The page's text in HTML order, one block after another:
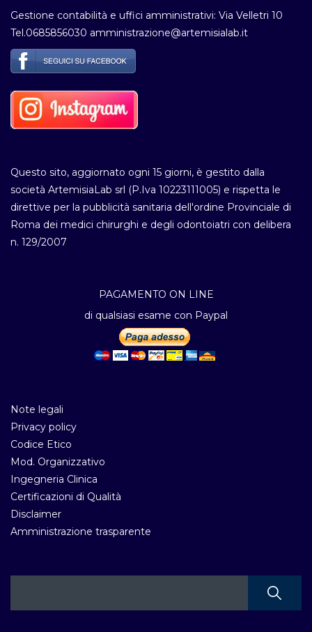
Gestione contabilità e uffici amministrativi: Via Velletri 10
Tel.0685856030 amministrazione@artemisialab.it
Questo sito, aggiornato ogni 15 giorni, è gestito dalla
società ArtemisiaLab srl (P.Iva 10223111005) e rispetta le
direttive per la pubblicità sanitaria dell'ordine Provinciale di
Roma dei medici chirurghi e degli odontoiatri con delibera
n. 129/2007
PAGAMENTO ON LINE
di qualsiasi esame con Paypal
Note legali
Privacy policy
Codice Etico
Mod. Organizzativo
Ingegneria Clinica
Certificazioni di Qualità
Disclaimer
Amministrazione trasparente